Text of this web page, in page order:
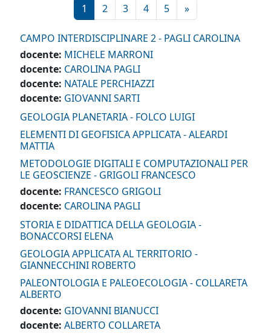
1 Page 1
2 Page 2
3Page 3
4Page 4
5Page 5
»Next page
CAMPO INTERDISCIPLINARE 2 - PAGLI CAROLINA
docente: MICHELE MARRONI
docente: CAROLINA PAGLI
docente: NATALE PERCHIAZZI
docente: GIOVANNI SARTI
GEOLOGIA PLANETARIA - FOLCO LUIGI
ELEMENTI DI GEOFISICA APPLICATA - ALEARDI
MATTIA
METODOLOGIE DIGITALI E COMPUTAZIONALI PER
LE GEOSCIENZE - GRIGOLI FRANCESCO
docente: FRANCESCO GRIGOLI
docente: CAROLINA PAGLI
STORIA E DIDATTICA DELLA GEOLOGIA -
BONACCORSI ELENA
GEOLOGIA APPLICATA AL TERRITORIO -
GIANNECCHINI ROBERTO
PALEONTOLOGIA E PALEOECOLOGIA - COLLARETA
ALBERTO
docente: GIOVANNI BIANUCCI
docente: ALBERTO COLLARETA